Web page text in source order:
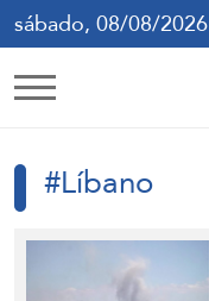
sábado, 08/08/2026
#Líbano